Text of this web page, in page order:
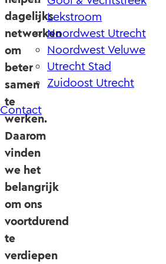
Lekstroom
Noordwest Utrecht
Noordwest Veluwe
Utrecht Stad
Zuidoost Utrecht
Contact
dagelijks
netwerken
om
beter
samen
te
werken.
Daarom
vinden
we het
belangrijk
om ons
voortdurend
te
verdiepen